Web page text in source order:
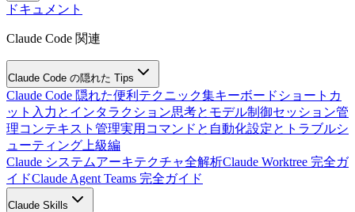
ドキュメント
Claude Code 関連
Claude Code の隠れた Tips
Claude Code 隠れた便利テクニック集キーボードショートカ
ット 入力とインタラクション思考とモデル制御セッション管
理コンテキスト管理実用コマンドと自動化設定とトラブルシ
ューティング 上級編
Claude システムアーキテクチャ全解析Claude Worktree 完全ガ
イドClaude Agent Teams 完全ガイド
Claude Skills